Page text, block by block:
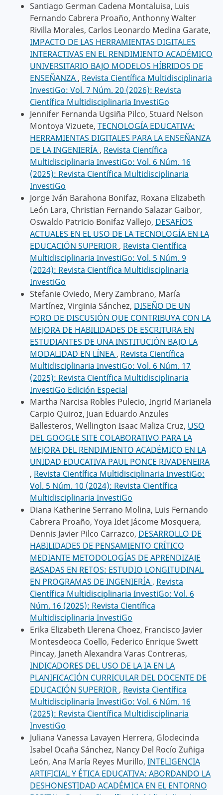
Santiago German Cadena Montaluisa, Luis
Fernando Cabrera Proaño, Anthonny Walter
Rivilla Morales, Carlos Leonardo Medina Garate,
IMPACTO DE LAS HERRAMIENTAS DIGITALES
INTERACTIVAS EN EL RENDIMIENTO ACADÉMICO
UNIVERSITARIO BAJO MODELOS HÍBRIDOS DE
ENSEÑANZA , Revista Científica Multidisciplinaria
InvestiGo: Vol. 7 Núm. 20 (2026): Revista
Científica Multidisciplinaria InvestiGo
Jennifer Fernanda Ugsiña Pilco, Stuard Nelson
Montoya Vizuete, TECNOLOGÍA EDUCATIVA:
HERRAMIENTAS DIGITALES PARA LA ENSEÑANZA
DE LA INGENIERÍA , Revista Científica
Multidisciplinaria InvestiGo: Vol. 6 Núm. 16
(2025): Revista Científica Multidisciplinaria
InvestiGo
Jorge Iván Barahona Bonifaz, Roxana Elizabeth
León Lara, Christian Fernando Salazar Gaibor,
Oswaldo Patricio Bonifaz Vallejo, DESAFÍOS
ACTUALES EN EL USO DE LA TECNOLOGÍA EN LA
EDUCACIÓN SUPERIOR , Revista Científica
Multidisciplinaria InvestiGo: Vol. 5 Núm. 9
(2024): Revista Científica Multidisciplinaria
InvestiGo
Stefanie Oviedo, Mery Zambrano, María
Martínez, Virginia Sánchez, DISEÑO DE UN
FORO DE DISCUSIÓN QUE CONTRIBUYA CON LA
MEJORA DE HABILIDADES DE ESCRITURA EN
ESTUDIANTES DE UNA INSTITUCIÓN BAJO LA
MODALIDAD EN LÍNEA , Revista Científica
Multidisciplinaria InvestiGo: Vol. 6 Núm. 17
(2025): Revista Científica Multidisciplinaria
InvestiGo Edición Especial
Martha Narcisa Robles Pulecio, Ingrid Marianela
Carpio Quiroz, Juan Eduardo Anzules
Ballesteros, Wellington Isaac Maliza Cruz, USO
DEL GOOGLE SITE COLABORATIVO PARA LA
MEJORA DEL RENDIMIENTO ACADÉMICO EN LA
UNIDAD EDUCATIVA PAUL PONCE RIVADENEIRA
, Revista Científica Multidisciplinaria InvestiGo:
Vol. 5 Núm. 10 (2024): Revista Científica
Multidisciplinaria InvestiGo
Diana Katherine Serrano Molina, Luis Fernando
Cabrera Proaño, Yoya Idet Jácome Mosquera,
Dennis Javier Pilco Carrazco, DESARROLLO DE
HABILIDADES DE PENSAMIENTO CRÍTICO
MEDIANTE METODOLOGÍAS DE APRENDIZAJE
BASADAS EN RETOS: ESTUDIO LONGITUDINAL
EN PROGRAMAS DE INGENIERÍA , Revista
Científica Multidisciplinaria InvestiGo: Vol. 6
Núm. 16 (2025): Revista Científica
Multidisciplinaria InvestiGo
Erika Elizabeth Llerena Choez, Francisco Javier
Montesdeoca Coello, Federico Enrique Swett
Pincay, Janeth Alexandra Varas Contreras,
INDICADORES DEL USO DE LA IA EN LA
PLANIFICACIÓN CURRICULAR DEL DOCENTE DE
EDUCACIÓN SUPERIOR , Revista Científica
Multidisciplinaria InvestiGo: Vol. 6 Núm. 16
(2025): Revista Científica Multidisciplinaria
InvestiGo
Juliana Vanessa Lavayen Herrera, Glodecinda
Isabel Ocaña Sánchez, Nancy Del Rocío Zuñiga
León, Ana María Reyes Murillo, INTELIGENCIA
ARTIFICIAL Y ÉTICA EDUCATIVA: ABORDANDO LA
DESHONESTIDAD ACADÉMICA EN EL ENTORNO